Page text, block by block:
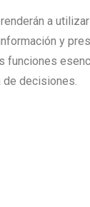
a
y
funciones
de decisiones.